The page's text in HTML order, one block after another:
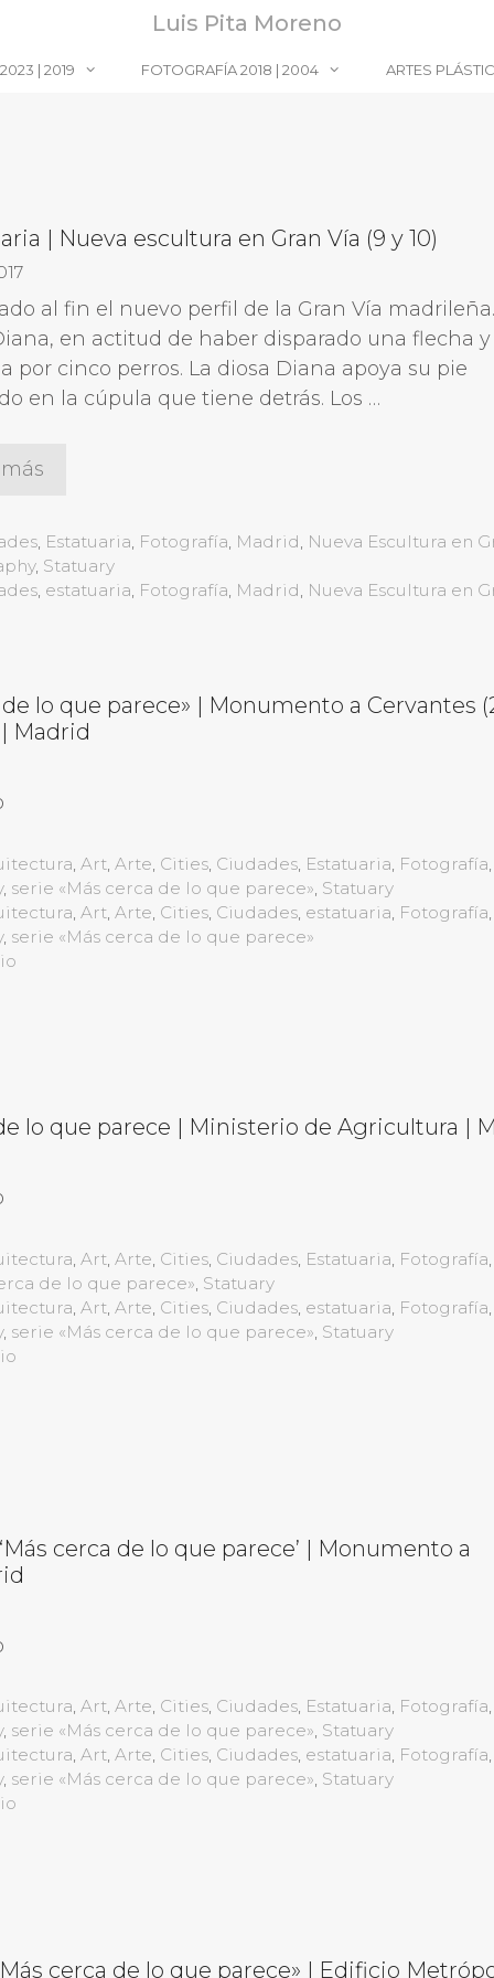
Luis Pita Moreno
| 2019 FOTOGRAFÍA 2018 | 2004 ARTES
| Nueva escultura en Gran Vía (9 y 10)
al fin el nuevo perfil de la Gran Vía
en actitud de haber disparado una flecha y
por cinco perros. La diosa Diana apoya su pie
en la cúpula que tiene detrás. Los …
Estatuaria Fotografía Madrid Nueva Escultura en
, Statuary
estatuaria Fotografía Madrid Nueva Escultura en
lo que parece» | Monumento a Cervantes
Madrid
Art Arte Cities Ciudades Estatuaria Fotografía
, serie «Más cerca de lo que parece» Statuary
Art Arte Cities Ciudades estatuaria Fotografía
, serie «Más cerca de lo que parece»
lo que parece | Ministerio de Agricultura |
Art Arte Cities Ciudades Estatuaria Fotografía
de lo que parece» Statuary
Art Arte Cities Ciudades estatuaria Fotografía
, serie «Más cerca de lo que parece» Statuary
cerca de lo que parece’ | Monumento a
,Art,Arte, Cities, Ciudades, Estatuaria, Fotografía,
, serie «Más cerca de lo que parece», Statuary
,Art,Arte, Cities, Ciudades, estatuaria, Fotografía,
, serie «Más cerca de lo que parece», Statuary
cerca de lo que parece» | Edificio